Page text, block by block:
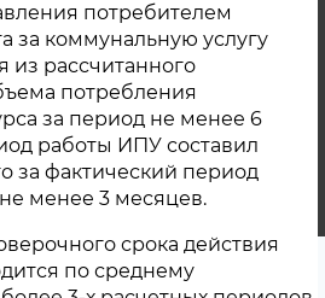
потребителем
за коммунальную услугу
из рассчитанного
потребления
за период не менее 6
работы ИПУ составил
за фактический период
менее 3 месяцев.
срока действия
по среднему